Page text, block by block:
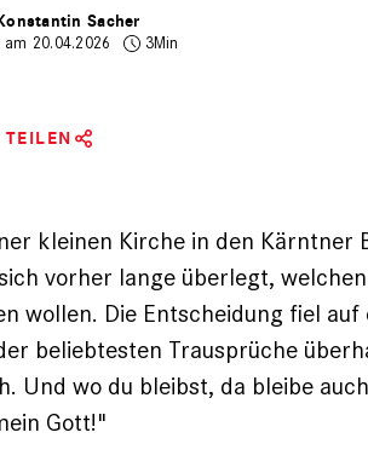
Sacher
20.04.2026
3Min
TEILEN
kleinen Kirche in den Kärntner
vorher lange überlegt, welchen
wollen. Die Entscheidung fiel auf
beliebtesten Trausprüche
Und wo du bleibst, da bleibe
Gott!"